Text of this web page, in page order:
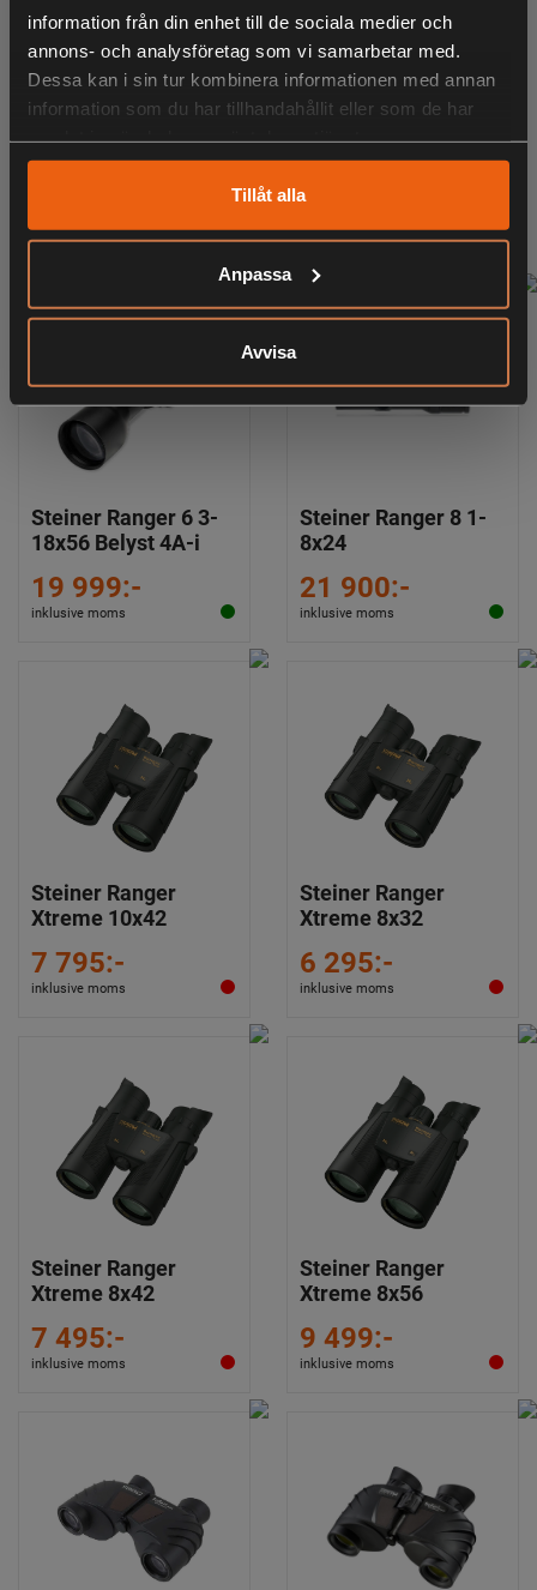
information från din enhet till de sociala medier och
annons- och analysföretag som vi samarbetar med.
Dessa kan i sin tur kombinera informationen med annan
information som du har tillhandahållit eller som de har
Tillåt alla
Anpassa
Avvisa
Steiner Ranger 4 6-
24x56 Belyst 4A-i
inklusive moms
Steiner Ranger 6 1-
6x24 Belyst 4A-i
17 699:-
inklusive moms
Steiner Ranger 6 3-
18x56 Belyst 4A-i
19 999:-
inklusive moms
Steiner Ranger 8 1-
8x24
21 900:-
inklusive moms
Steiner Ranger
Xtreme 10x42
7 795:-
inklusive moms
Steiner Ranger
Xtreme 8x32
6 295:-
inklusive moms
Steiner Ranger
Xtreme 8x42
7 495:-
inklusive moms
Steiner Ranger
Xtreme 8x56
9 499:-
inklusive moms